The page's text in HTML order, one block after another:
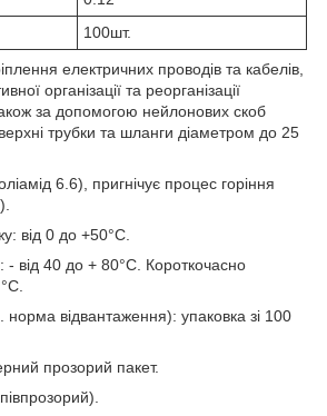
100шт.
електричних проводів та кабелів,
організації та реорганізації
за допомогою нейлонових скоб
трубки та шланги діаметром до 25
6.6), пригнічує процес горіння
від 0 до +50°С.
- від 40 до + 80°С. Короткочасно
відвантаження): упаковка зі 100
прозорий пакет.